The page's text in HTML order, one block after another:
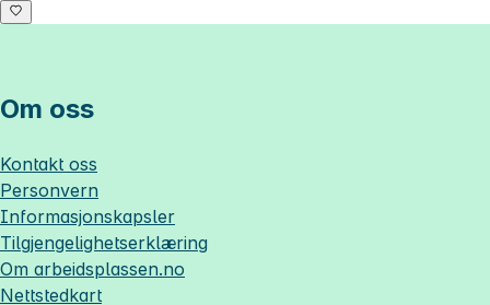
Om oss
Kontakt oss
Personvern
Informasjonskapsler
Tilgjengelighetserklæring
Om arbeidsplassen.no
Nettstedkart